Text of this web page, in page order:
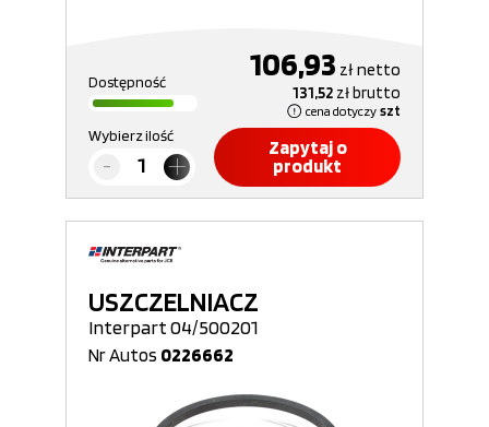
Dostępność 106,93 złnetto
131,52 złbrutto
cena dotyczy szt
Wybierz ilość
Zapytaj o
produkt
USZCZELNIACZ
Interpart 04/500201
Nr Autos 0226662